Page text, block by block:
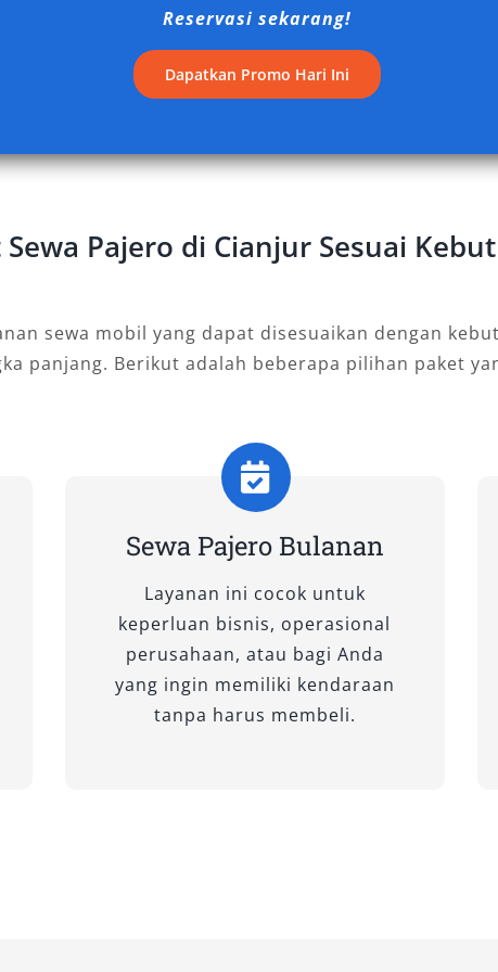
sekaligus performa. Dilengkapi
maupun touring jarak jauh.
membutuhkan rental Pajero
Perkotaan & Perjalanan
Sangat sesuai untuk perjalanan
populer di Cianjur tanpa
modern, tipe ini ideal untuk
optimal. Suspensi stabil
jalan berliku. Pilihan ini tepat bagi
tampilan elegan namun tetap
Reservasi sekarang!
Dapatkan Promo Hari Ini
Pajero di Cianjur Sesuai
sewa mobil yang dapat disesuaikan dengan
panjang. Berikut adalah beberapa pilihan paket
Sewa Pajero Bulanan
Layanan ini cocok untuk
keperluan bisnis, operasional
perusahaan, atau bagi Anda
yang ingin memiliki kendaraan
tanpa harus membeli.